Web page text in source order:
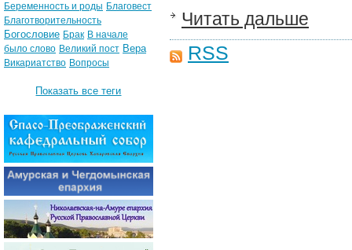
Читать дальше
RSS
Беременность и роды Благовест
Благотворительность
Богословие Брак В начале
было слово Великий пост Вера
Викариатство Вопросы
Показать все теги